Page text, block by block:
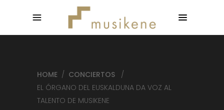
HOME / CONCIERTOS
/
EL ÓRGANO DEL EUSKALDUNA DA VOZ AL
TALENTO DE MUSIKENE